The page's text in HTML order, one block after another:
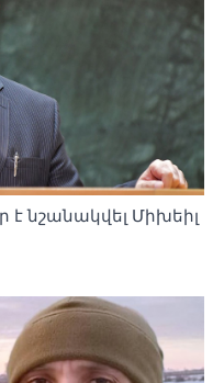
նշանակվել Միխեիլ